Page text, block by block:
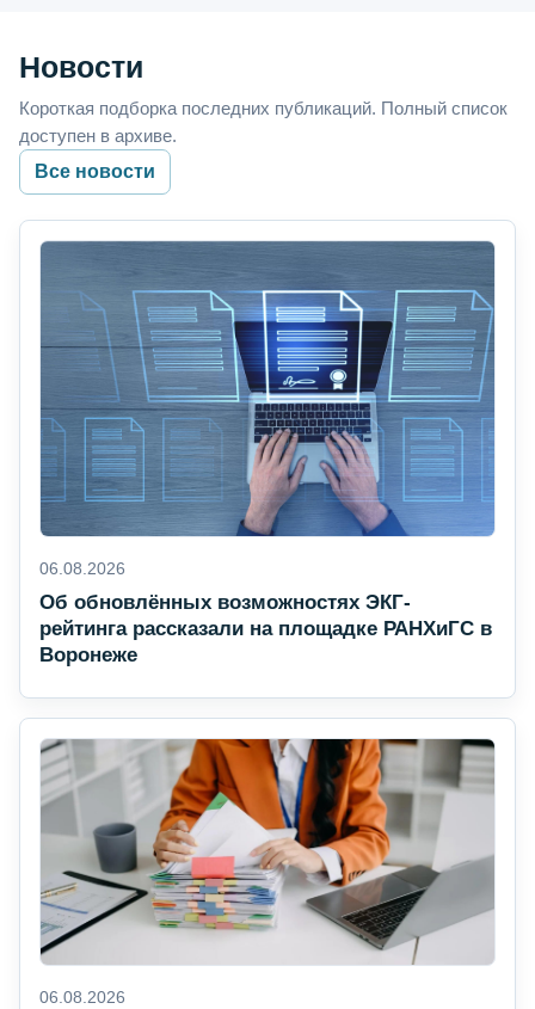
Новости
Короткая подборка последних публикаций. Полный список
доступен в архиве.
Все новости
06.08.2026
Об обновлённых возможностях ЭКГ-
рейтинга рассказали на площадке РАНХиГС в
Воронеже
06.08.2026